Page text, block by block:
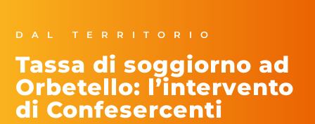
DAL TERRITORIO
Tassa di soggiorno ad
Orbetello: l’intervento
di Confesercenti